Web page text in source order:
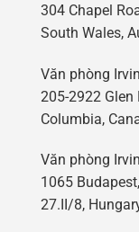
304 Chapel
South Wales,
Văn phòng
205-2922 Glen
Columbia,
Văn phòng
1065
27.II/8,